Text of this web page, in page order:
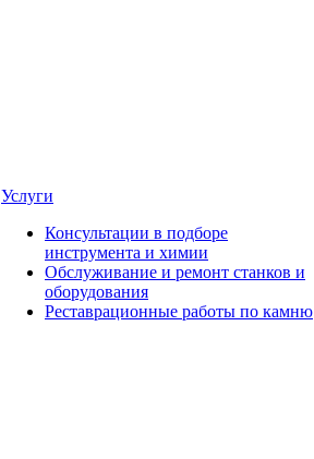
Услуги
Консультации в подборе
инструмента и химии
Обслуживание и ремонт станков и
оборудования
Реставрационные работы по камню